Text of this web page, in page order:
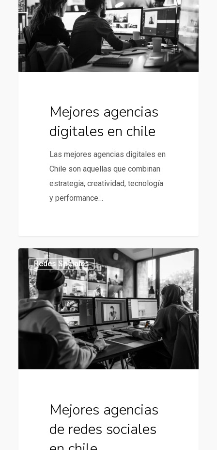
chile
Mejores agencias
digitales en chile
Las mejores agencias digitales en
Chile son aquellas que combinan
estrategia, creatividad, tecnología
y performance…
Mejores
agencias
redes
sociales
en
Redes Sociales
Mejores agencias
de redes sociales
434